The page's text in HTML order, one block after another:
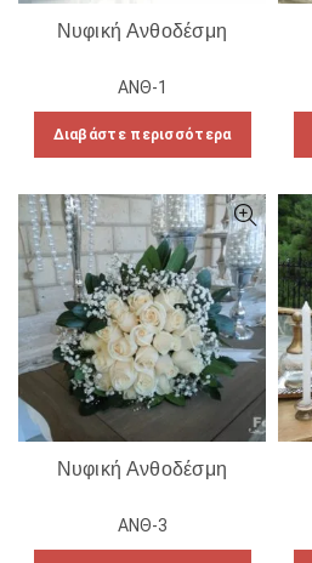
Νυφική Ανθοδέσμη
ΑΝΘ-1
Διαβάστε περισσότερα
Νυφική Ανθοδέσμη
ΑΝΘ-3